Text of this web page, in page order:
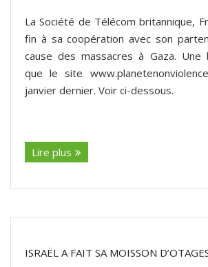
La Société de Télécom britannique,
fin à sa coopération avec son
cause des massacres à Gaza. Une
que le site
janvier dernier. Voir ci-dessous.
Lire plus
ISRAËL A FAIT SA MOISSON